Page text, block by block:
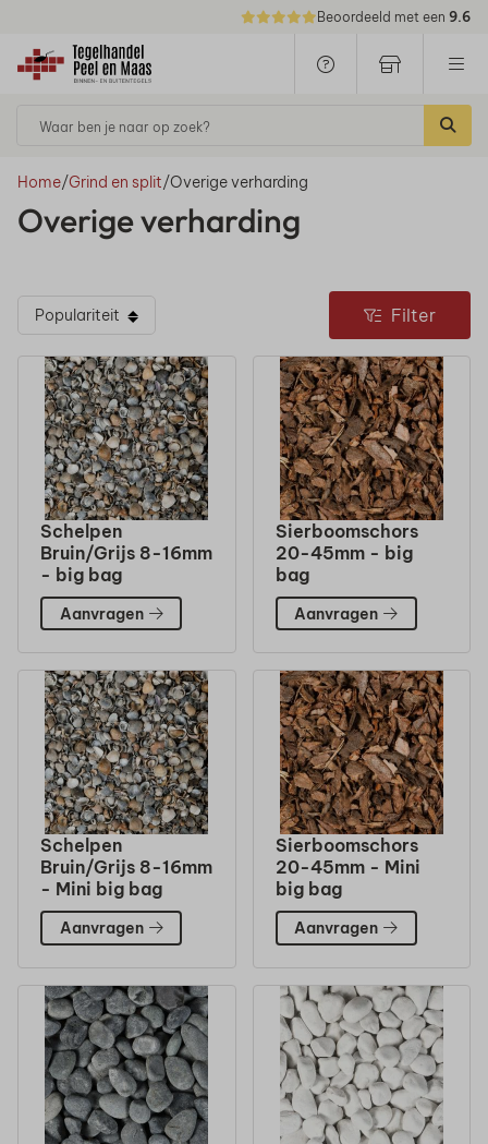
Beoordeeld met een 9.6
Waar ben je naar op zoek?
Home/Grind en split/Overige verharding
Overige verharding
Filter
Schelpen
Bruin/Grijs 8-16mm
- big bag
Aanvragen
Sierboomschors
20-45mm - big
bag
Aanvragen
Schelpen
Bruin/Grijs 8-16mm
- Mini big bag
Aanvragen
Sierboomschors
20-45mm - Mini
big bag
Aanvragen